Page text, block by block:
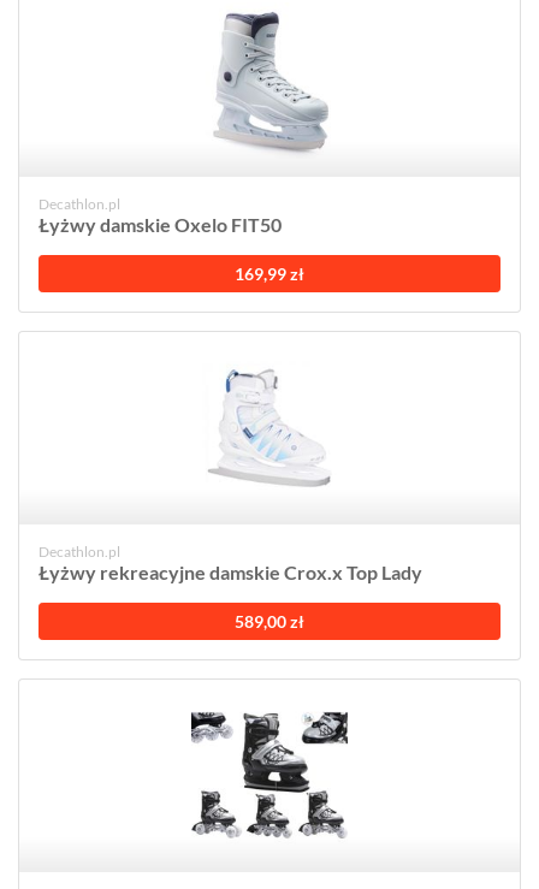
Decathlon.pl
Łyżwy damskie Oxelo FIT50
169,99 zł
Decathlon.pl
Łyżwy rekreacyjne damskie Crox.x Top Lady
589,00 zł